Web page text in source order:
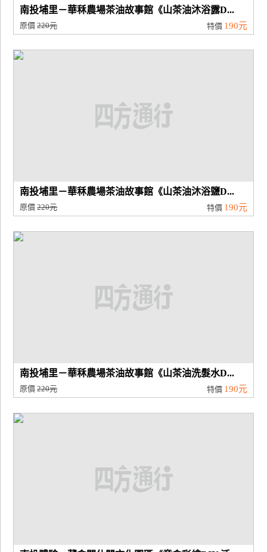
南投埔里－華秝農場茶油故事館《山茶油沐浴露D...
原價220元 特價 190元
南投埔里－華秝農場茶油故事館《山茶油沐浴鹽D...
原價220元 特價 190元
南投埔里－華秝農場茶油故事館《山茶油洗髮水D...
原價220元 特價 190元